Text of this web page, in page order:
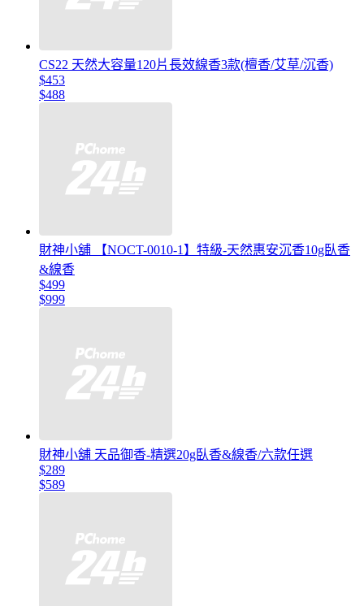
CS22 天然大容量120片長效線香3款(檀香/艾草/沉香)
$453
$488
財神小舖 【NOCT-0010-1】特級-天然惠安沉香10g臥香
&線香
$499
$999
財神小舖 天品御香-精選20g臥香&線香/六款任選
$289
$589